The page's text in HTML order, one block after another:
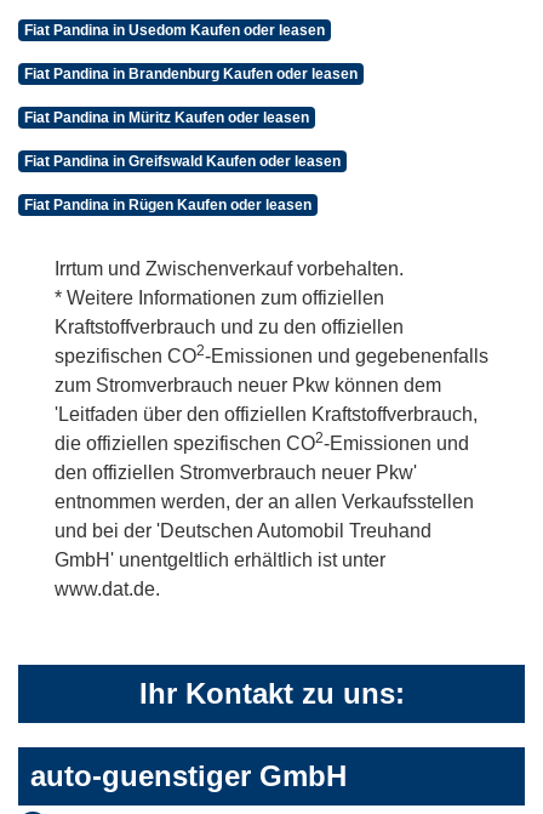
Fiat Pandina in Usedom Kaufen oder leasen
Fiat Pandina in Brandenburg Kaufen oder leasen
Fiat Pandina in Müritz Kaufen oder leasen
Fiat Pandina in Greifswald Kaufen oder leasen
Fiat Pandina in Rügen Kaufen oder leasen
Irrtum und Zwischenverkauf vorbehalten.
* Weitere Informationen zum offiziellen
Kraftstoffverbrauch und zu den offiziellen
spezifischen CO2-Emissionen und gegebenenfalls
zum Stromverbrauch neuer Pkw können dem
'Leitfaden über den offiziellen Kraftstoffverbrauch,
die offiziellen spezifischen CO2-Emissionen und
den offiziellen Stromverbrauch neuer Pkw'
entnommen werden, der an allen Verkaufsstellen
und bei der 'Deutschen Automobil Treuhand
GmbH' unentgeltlich erhältlich ist unter
www.dat.de.
Ihr Kontakt zu uns:
auto-guenstiger GmbH